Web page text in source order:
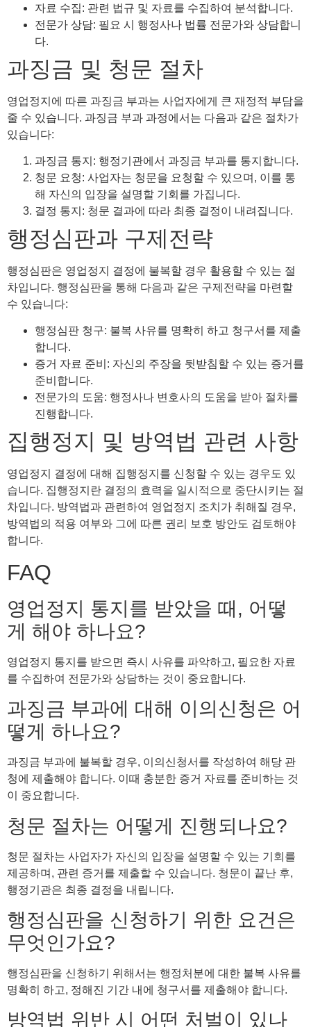
자료 수집: 관련 법규 및 자료를 수집하여 분석합니다.
전문가 상담: 필요 시 행정사나 법률 전문가와 상담합니
다.
과징금 및 청문 절차
영업정지에 따른 과징금 부과는 사업자에게 큰 재정적 부담을
줄 수 있습니다. 과징금 부과 과정에서는 다음과 같은 절차가
있습니다:
과징금 통지: 행정기관에서 과징금 부과를 통지합니다.
청문 요청: 사업자는 청문을 요청할 수 있으며, 이를 통
해 자신의 입장을 설명할 기회를 가집니다.
결정 통지: 청문 결과에 따라 최종 결정이 내려집니다.
행정심판과 구제전략
행정심판은 영업정지 결정에 불복할 경우 활용할 수 있는 절
차입니다. 행정심판을 통해 다음과 같은 구제전략을 마련할
수 있습니다:
행정심판 청구: 불복 사유를 명확히 하고 청구서를 제출
합니다.
증거 자료 준비: 자신의 주장을 뒷받침할 수 있는 증거를
준비합니다.
전문가의 도움: 행정사나 변호사의 도움을 받아 절차를
진행합니다.
집행정지 및 방역법 관련 사항
영업정지 결정에 대해 집행정지를 신청할 수 있는 경우도 있
습니다. 집행정지란 결정의 효력을 일시적으로 중단시키는 절
차입니다. 방역법과 관련하여 영업정지 조치가 취해질 경우,
방역법의 적용 여부와 그에 따른 권리 보호 방안도 검토해야
합니다.
FAQ
영업정지 통지를 받았을 때, 어떻
게 해야 하나요?
영업정지 통지를 받으면 즉시 사유를 파악하고, 필요한 자료
를 수집하여 전문가와 상담하는 것이 중요합니다.
과징금 부과에 대해 이의신청은 어
떻게 하나요?
과징금 부과에 불복할 경우, 이의신청서를 작성하여 해당 관
청에 제출해야 합니다. 이때 충분한 증거 자료를 준비하는 것
이 중요합니다.
청문 절차는 어떻게 진행되나요?
청문 절차는 사업자가 자신의 입장을 설명할 수 있는 기회를
제공하며, 관련 증거를 제출할 수 있습니다. 청문이 끝난 후,
행정기관은 최종 결정을 내립니다.
행정심판을 신청하기 위한 요건은
무엇인가요?
행정심판을 신청하기 위해서는 행정처분에 대한 불복 사유를
명확히 하고, 정해진 기간 내에 청구서를 제출해야 합니다.
방역법 위반 시 어떤 처벌이 있나